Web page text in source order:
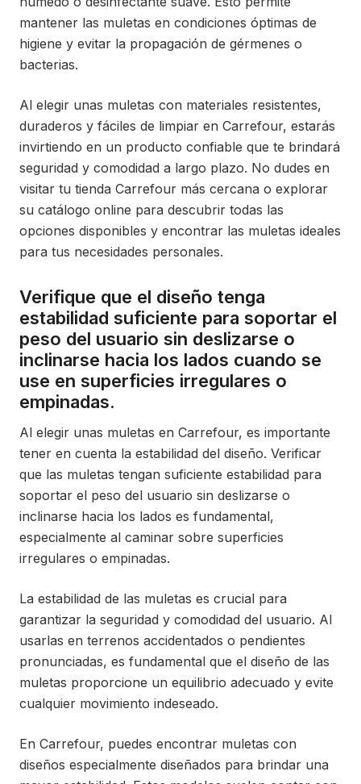
mantener las muletas en condiciones óptimas de
higiene y evitar la propagación de gérmenes o
bacterias.
Al elegir unas muletas con materiales resistentes,
duraderos y fáciles de limpiar en Carrefour, estarás
invirtiendo en un producto confiable que te brindará
seguridad y comodidad a largo plazo. No dudes en
visitar tu tienda Carrefour más cercana o explorar
su catálogo online para descubrir todas las
opciones disponibles y encontrar las muletas ideales
para tus necesidades personales.
Verifique que el diseño tenga
estabilidad suficiente para soportar el
peso del usuario sin deslizarse o
inclinarse hacia los lados cuando se
use en superficies irregulares o
empinadas.
Al elegir unas muletas en Carrefour, es importante
tener en cuenta la estabilidad del diseño. Verificar
que las muletas tengan suficiente estabilidad para
soportar el peso del usuario sin deslizarse o
inclinarse hacia los lados es fundamental,
especialmente al caminar sobre superficies
irregulares o empinadas.
La estabilidad de las muletas es crucial para
garantizar la seguridad y comodidad del usuario. Al
usarlas en terrenos accidentados o pendientes
pronunciadas, es fundamental que el diseño de las
muletas proporcione un equilibrio adecuado y evite
cualquier movimiento indeseado.
En Carrefour, puedes encontrar muletas con
diseños especialmente diseñados para brindar una